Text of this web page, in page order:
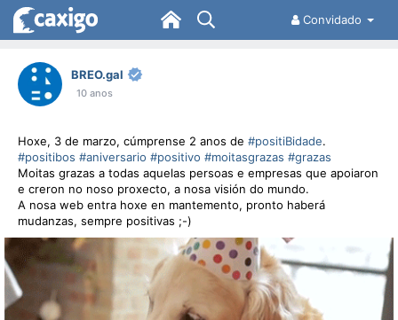
Convidado
BREO.gal
10 anos
Hoxe, 3 de marzo, cúmprense 2 anos de #positiBidade.
#positibos #aniversario #positivo #moitasgrazas #grazas
Moitas grazas a todas aquelas persoas e empresas que apoiaron
e creron no noso proxecto, a nosa visión do mundo.
A nosa web entra hoxe en mantemento, pronto haberá
mudanzas, sempre positivas ;-)